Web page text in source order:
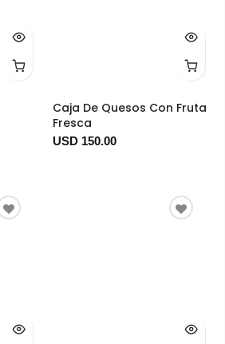
Caja De Quesos Con Fruta
Fresca
USD 150.00